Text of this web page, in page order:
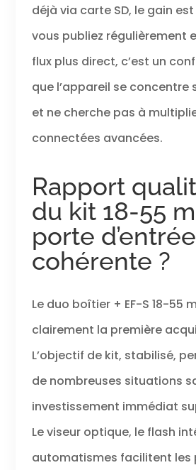
déjà via carte SD, le gain
vous publiez régulièrement
flux plus direct, c’est un
que l’appareil se concentre
et ne cherche pas à
connectées avancées.
Rapport
du kit 18-55
porte d’entrée
cohérente ?
Le duo boîtier + EF-S 18-55
clairement la première
L’objectif de kit, stabilisé,
de nombreuses situations
investissement immédiat
Le viseur optique, le flash
automatismes facilitent les